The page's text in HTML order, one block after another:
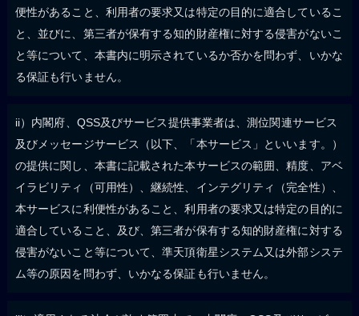
便性があること、利用者の要求又は特定の目的に適合しているこ
と、並びに、第三者が保有する知的財産権に対する侵害がないこ
と等について、本書内に明示されているか否かを問わず、いかな
る保証も行いません。
ii）内閣府、QSS及びサービス提供事業者は、測位関連サービス
及びメッセージサービス（以下、「本サービス」といいます。）
の提供に関し、本書に記載された本サービスの範囲、精度、アベ
イラビリティ（可用性）、継続性、インテグリティ（完全性）、
本サービスに利便性があること、利用者の要求又は特定の目的に
適合していること、及び、第三者が保有する知的財産権に対する
侵害がないこと等について、準天頂衛星システム又は外部システ
ム等の原因を問わず、いかなる保証も行いません。